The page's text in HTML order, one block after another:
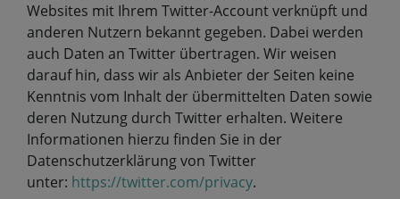
Websites mit Ihrem Twitter-Account verknüpft und
anderen Nutzern bekannt gegeben. Dabei werden
auch Daten an Twitter übertragen. Wir weisen
darauf hin, dass wir als Anbieter der Seiten keine
Kenntnis vom Inhalt der übermittelten Daten sowie
deren Nutzung durch Twitter erhalten. Weitere
Informationen hierzu finden Sie in der
Datenschutzerklärung von Twitter
unter: https://twitter.com/privacy.